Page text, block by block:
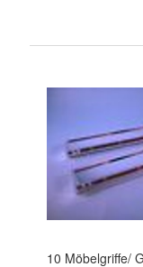
10 Möbelgriffe/